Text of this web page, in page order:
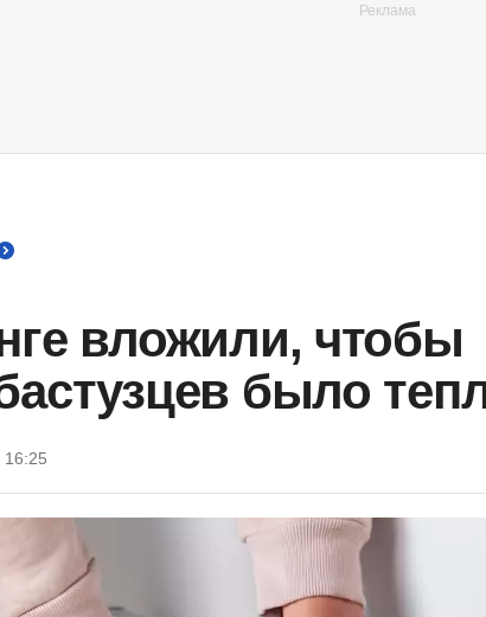
вложили, чтобы
было
16:25